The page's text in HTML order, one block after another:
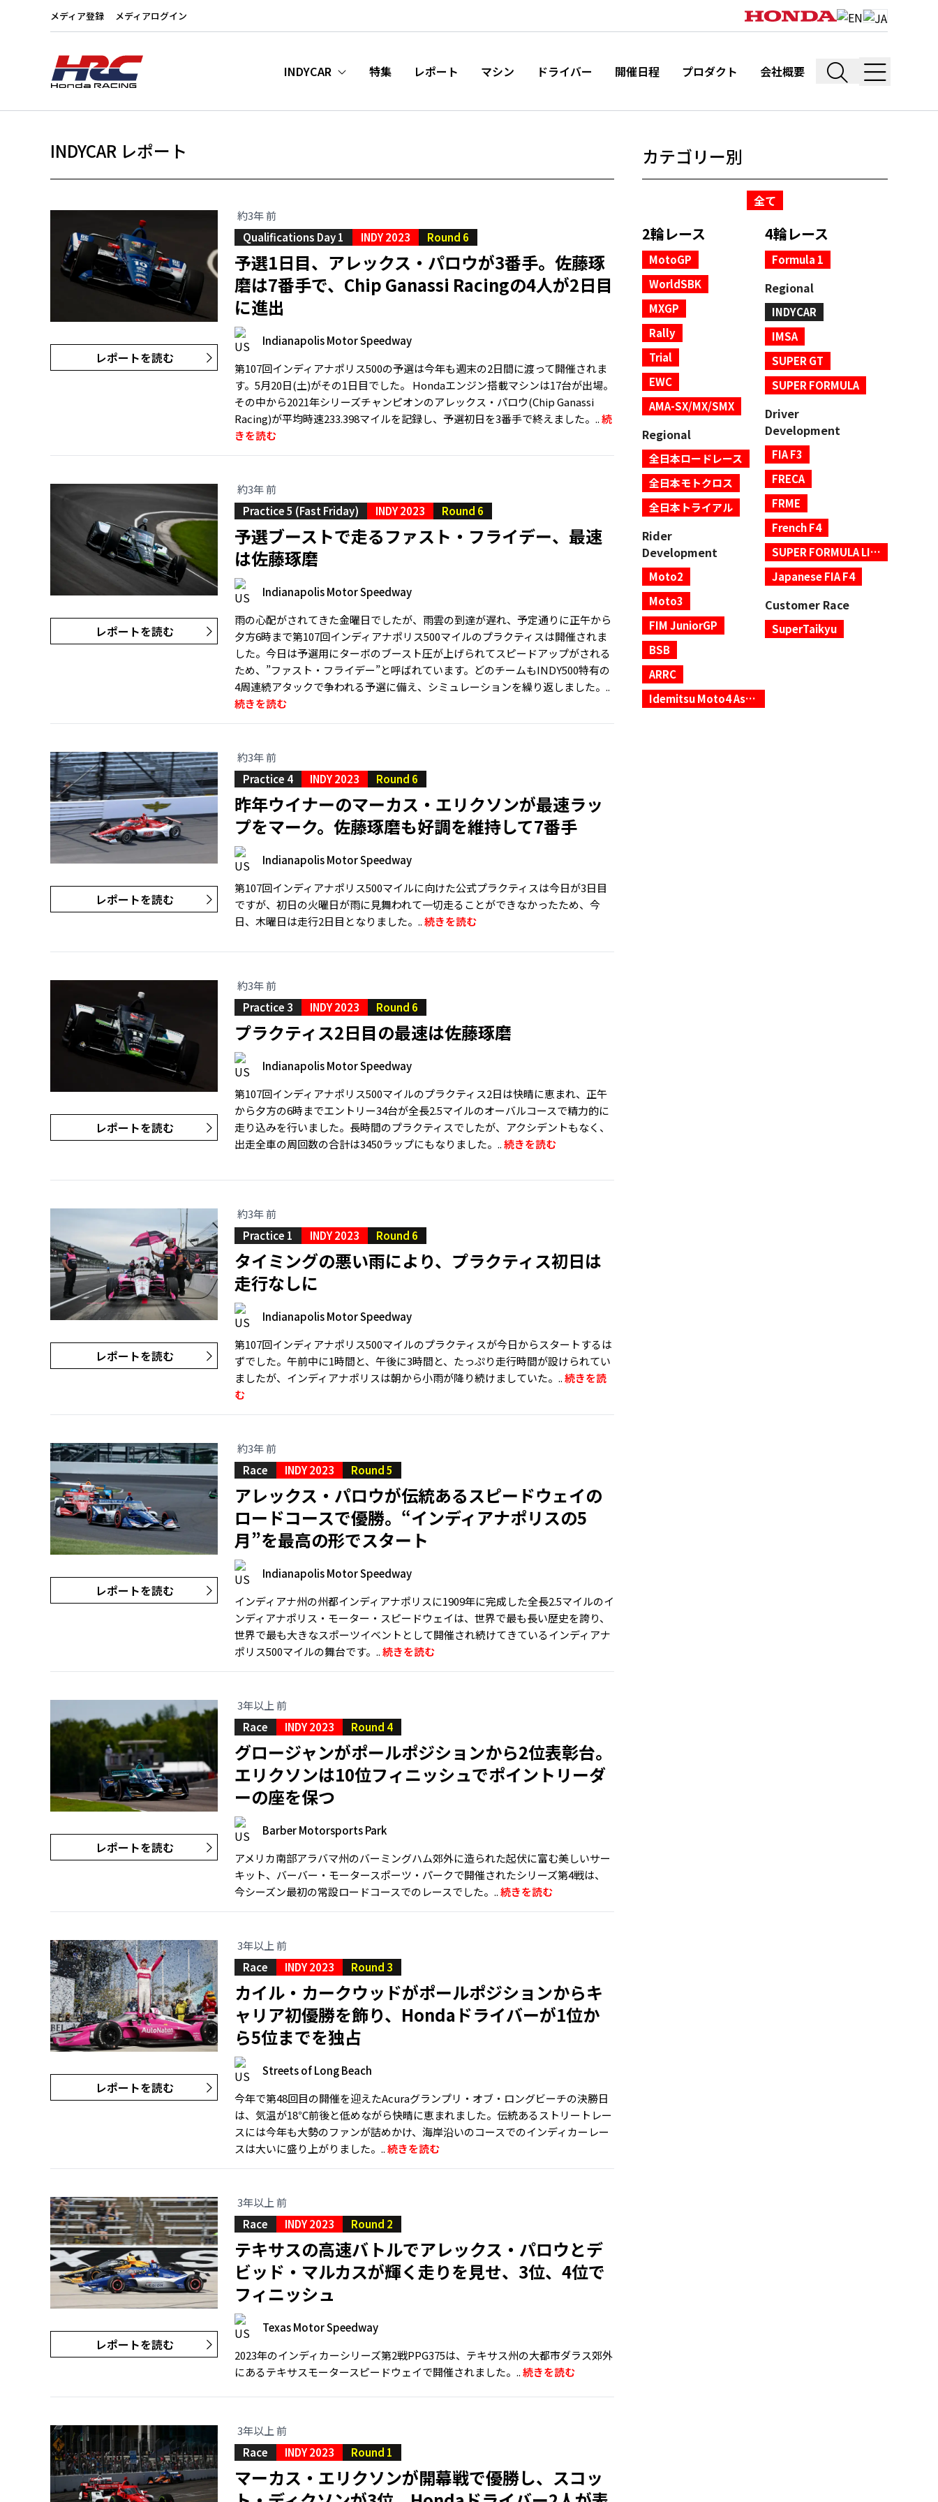
メディア登録 メディアログイン
INDYCAR 特集 レポート マシン ドライバー 開催日程 プロダクト 会社概要
INDYCAR レポート
レポートを読む
約3年 前
Qualifications Day 1
INDY 2023 Round 6
予選1日目、アレックス・パロウが3番手。佐藤琢
磨は7番手で、Chip Ganassi Racingの4人が2日目
に進出
Indianapolis Motor Speedway
第107回インディアナポリス500の予選は今年も週末の2日間に渡って開催されま
す。5月20日(土)がその1日目でした。 Hondaエンジン搭載マシンは17台が出場。
その中から2021年シリーズチャンピオンのアレックス・パロウ(Chip Ganassi
Racing)が平均時速233.398マイルを記録し、予選初日を3番手で終えました。..続
きを読む
レポートを読む
約3年 前
Practice 5 (Fast Friday)
INDY 2023 Round 6
予選ブーストで走るファスト・フライデー、最速
は佐藤琢磨
Indianapolis Motor Speedway
雨の心配がされてきた金曜日でしたが、雨雲の到達が遅れ、予定通りに正午から
夕方6時まで第107回インディアナポリス500マイルのプラクティスは開催されま
した。今日は予選用にターボのブースト圧が上げられてスピードアップがされる
ため、”ファスト・フライデー”と呼ばれています。どのチームもINDY500特有の
4周連続アタックで争われる予選に備え、シミュレーションを繰り返しました。..
続きを読む
レポートを読む
約3年 前
Practice 4
INDY 2023 Round 6
昨年ウイナーのマーカス・エリクソンが最速ラッ
プをマーク。佐藤琢磨も好調を維持して7番手
Indianapolis Motor Speedway
第107回インディアナポリス500マイルに向けた公式プラクティスは今日が3日目
ですが、初日の火曜日が雨に見舞われて一切走ることができなかったため、今
日、木曜日は走行2日目となりました。..続きを読む
レポートを読む
約3年 前
Practice 3
INDY 2023 Round 6
プラクティス2日目の最速は佐藤琢磨
Indianapolis Motor Speedway
第107回インディアナポリス500マイルのプラクティス2日は快晴に恵まれ、正午
から夕方の6時までエントリー34台が全長2.5マイルのオーバルコースで精力的に
走り込みを行いました。長時間のプラクティスでしたが、アクシデントもなく、
出走全車の周回数の合計は3450ラップにもなりました。..続きを読む
レポートを読む
約3年 前
Practice 1
INDY 2023 Round 6
タイミングの悪い雨により、プラクティス初日は
走行なしに
Indianapolis Motor Speedway
第107回インディアナポリス500マイルのプラクティスが今日からスタートするは
ずでした。午前中に1時間と、午後に3時間と、たっぷり走行時間が設けられてい
ましたが、インディアナポリスは朝から小雨が降り続けましていた。..続きを読
む
レポートを読む
約3年 前
Race
INDY 2023 Round 5
アレックス・パロウが伝統あるスピードウェイの
ロードコースで優勝。“インディアナポリスの5
月”を最高の形でスタート
Indianapolis Motor Speedway
インディアナ州の州都インディアナポリスに1909年に完成した全長2.5マイルのイ
ンディアナポリス・モーター・スピードウェイは、世界で最も長い歴史を誇り、
世界で最も大きなスポーツイベントとして開催され続けてきているインディアナ
ポリス500マイルの舞台です。..続きを読む
レポートを読む
3年以上 前
Race
INDY 2023 Round 4
グロージャンがポールポジションから2位表彰台。
エリクソンは10位フィニッシュでポイントリーダ
ーの座を保つ
Barber Motorsports Park
アメリカ南部アラバマ州のバーミングハム郊外に造られた起伏に富む美しいサー
キット、バーバー・モータースポーツ・パークで開催されたシリーズ第4戦は、
今シーズン最初の常設ロードコースでのレースでした。..続きを読む
レポートを読む
3年以上 前
Race
INDY 2023 Round 3
カイル・カークウッドがポールポジションからキ
ャリア初優勝を飾り、Hondaドライバーが1位か
ら5位までを独占
Streets of Long Beach
今年で第48回目の開催を迎えたAcuraグランプリ・オブ・ロングビーチの決勝日
は、気温が18℃前後と低めながら快晴に恵まれました。伝統あるストリートレー
スには今年も大勢のファンが詰めかけ、海岸沿いのコースでのインディカーレー
スは大いに盛り上がりました。..続きを読む
レポートを読む
3年以上 前
Race
INDY 2023 Round 2
テキサスの高速バトルでアレックス・パロウとデ
ビッド・マルカスが輝く走りを見せ、3位、4位で
フィニッシュ
Texas Motor Speedway
2023年のインディカーシリーズ第2戦PPG375は、テキサス州の大都市ダラス郊外
にあるテキサスモータースピードウェイで開催されました。..続きを読む
3年以上 前
Race
INDY 2023 Round 1
マーカス・エリクソンが開幕戦で優勝し、スコッ
カテゴリー別
全て
2輪レース
MotoGP
WorldSBK
MXGP
Rally
Trial
EWC
AMA-SX/MX/SMX
Regional
全日本ロードレース
全日本モトクロス
全日本トライアル
Rider
Development
Moto2
Moto3
FIM JuniorGP
BSB
ARRC
Idemitsu Moto4 Asia Cup
4輪レース
Formula 1
Regional
INDYCAR
IMSA
SUPER GT
SUPER FORMULA
Driver
Development
FIA F3
FRECA
FRME
French F4
SUPER FORMULA LIGHTS
Japanese FIA F4
Customer Race
SuperTaikyu